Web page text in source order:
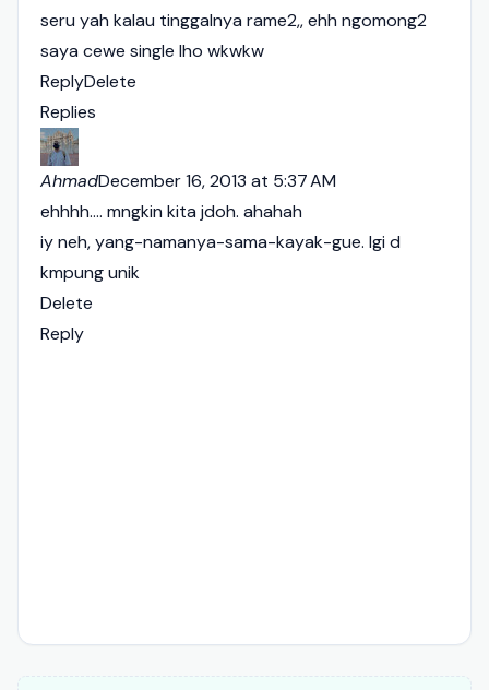
seru yah kalau tinggalnya rame2,, ehh ngomong2
saya cewe single lho wkwkw
ReplyDelete
Replies
AhmadDecember 16, 2013 at 5:37 AM
ehhhh.... mngkin kita jdoh. ahahah
iy neh, yang-namanya-sama-kayak-gue. lgi d
kmpung unik
Delete
Reply